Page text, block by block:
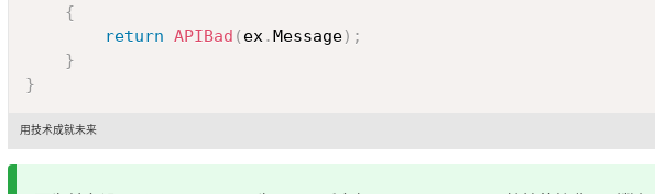
{
return APIBad ( ex.Message) ;
}
}
用技术成就未来